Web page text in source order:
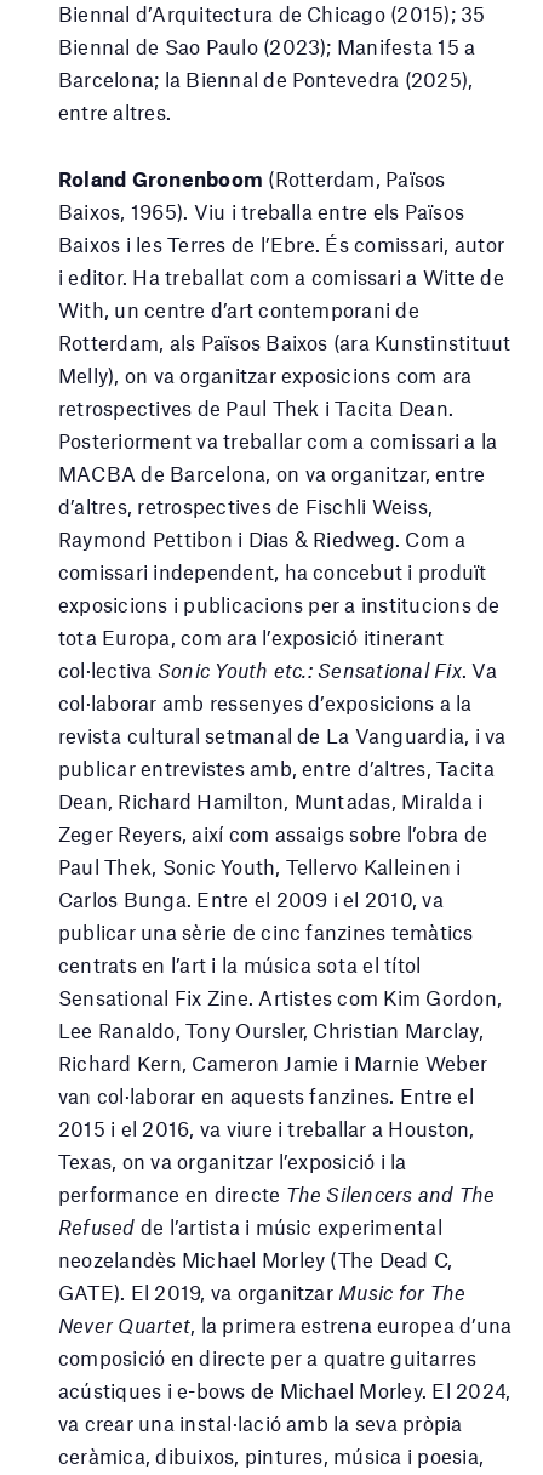
Biennal d’Arquitectura de Chicago (2015); 35
Biennal de Sao Paulo (2023); Manifesta 15 a
Barcelona; la Biennal de Pontevedra (2025),
entre altres.
Roland Gronenboom (Rotterdam, Països
Baixos, 1965). Viu i treballa entre els Països
Baixos i les Terres de l’Ebre. És comissari, autor
i editor. Ha treballat com a comissari a Witte de
With, un centre d’art contemporani de
Rotterdam, als Països Baixos (ara Kunstinstituut
Melly), on va organitzar exposicions com ara
retrospectives de Paul Thek i Tacita Dean.
Posteriorment va treballar com a comissari a la
MACBA de Barcelona, on va organitzar, entre
d’altres, retrospectives de Fischli Weiss,
Raymond Pettibon i Dias & Riedweg. Com a
comissari independent, ha concebut i produït
exposicions i publicacions per a institucions de
tota Europa, com ara l’exposició itinerant
col·lectiva Sonic Youth etc.: Sensational Fix. Va
col·laborar amb ressenyes d’exposicions a la
revista cultural setmanal de La Vanguardia, i va
publicar entrevistes amb, entre d’altres, Tacita
Dean, Richard Hamilton, Muntadas, Miralda i
Zeger Reyers, així com assaigs sobre l’obra de
Paul Thek, Sonic Youth, Tellervo Kalleinen i
Carlos Bunga. Entre el 2009 i el 2010, va
publicar una sèrie de cinc fanzines temàtics
centrats en l’art i la música sota el títol
Sensational Fix Zine. Artistes com Kim Gordon,
Lee Ranaldo, Tony Oursler, Christian Marclay,
Richard Kern, Cameron Jamie i Marnie Weber
van col·laborar en aquests fanzines. Entre el
2015 i el 2016, va viure i treballar a Houston,
Texas, on va organitzar l’exposició i la
performance en directe The Silencers and The
Refused de l’artista i músic experimental
neozelandès Michael Morley (The Dead C,
GATE). El 2019, va organitzar Music for The
Never Quartet, la primera estrena europea d’una
composició en directe per a quatre guitarres
acústiques i e-bows de Michael Morley. El 2024,
va crear una instal·lació amb la seva pròpia
ceràmica, dibuixos, pintures, música i poesia,